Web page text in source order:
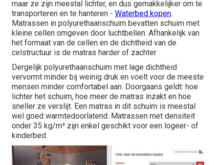
maar ze zijn meestal lichter, en dus gemakkelijker om te
transporteren en te hanteren - Waterbed kopen.
Matrassen in polyurethaanschuim bevatten schuim met
kleine cellen omgeven door luchtbellen. Afhankelijk van
het formaat van de cellen en de dichtheid van de
celstructuur is de matras harder of zachter
Dergelijk polyurethaanschuim met lage dichtheid
vervormt minder bij weinig druk en voelt voor de meeste
mensen minder comfortabel aan. Doorgaans geldt: hoe
lichter het schuim, hoe meer de matras inzakt en hoe
sneller ze verslijt. Een matras in dit schuim is meestal
wel goed warmtedoorlatend. Matrassen met densiteit
onder 35 kg/m³ zijn enkel geschikt voor een logeer- of
kinderbed.